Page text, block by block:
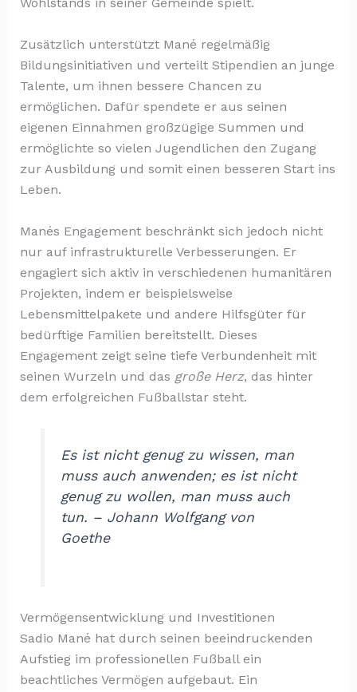
Wohlstands in seiner Gemeinde spielt.
Zusätzlich unterstützt Mané regelmäßig
Bildungsinitiativen und verteilt Stipendien an junge
Talente, um ihnen bessere Chancen zu
ermöglichen. Dafür spendete er aus seinen
eigenen Einnahmen großzügige Summen und
ermöglichte so vielen Jugendlichen den Zugang
zur Ausbildung und somit einen besseren Start ins
Leben.
Manés Engagement beschränkt sich jedoch nicht
nur auf infrastrukturelle Verbesserungen. Er
engagiert sich aktiv in verschiedenen humanitären
Projekten, indem er beispielsweise
Lebensmittelpakete und andere Hilfsgüter für
bedürftige Familien bereitstellt. Dieses
Engagement zeigt seine tiefe Verbundenheit mit
seinen Wurzeln und das große Herz, das hinter
dem erfolgreichen Fußballstar steht.
Es ist nicht genug zu wissen, man
muss auch anwenden; es ist nicht
genug zu wollen, man muss auch
tun. – Johann Wolfgang von
Goethe
Vermögensentwicklung und Investitionen
Sadio Mané hat durch seinen beeindruckenden
Aufstieg im professionellen Fußball ein
beachtliches Vermögen aufgebaut. Ein